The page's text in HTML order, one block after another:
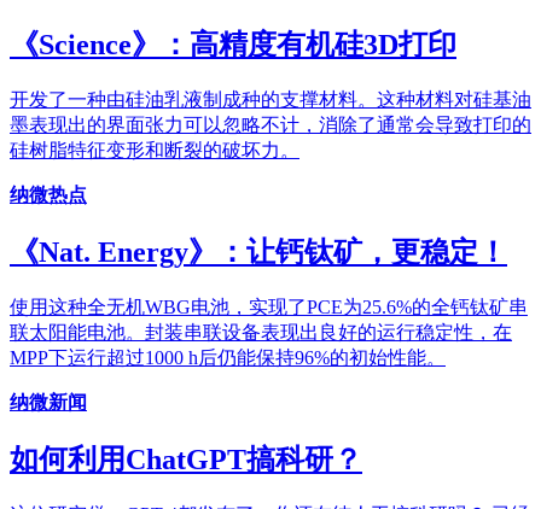
《Science》：高精度有机硅3D打印
开发了一种由硅油乳液制成种的支撑材料。这种材料对硅基油
墨表现出的界面张力可以忽略不计，消除了通常会导致打印的
硅树脂特征变形和断裂的破坏力。
纳微热点
《Nat. Energy》：让钙钛矿，更稳定！
使用这种全无机WBG电池，实现了PCE为25.6%的全钙钛矿串
联太阳能电池。封装串联设备表现出良好的运行稳定性，在
MPP下运行超过1000 h后仍能保持96%的初始性能。
纳微新闻
如何利用ChatGPT搞科研？